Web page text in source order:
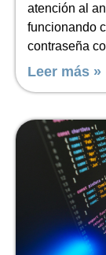
atención al
funcionando
contraseña
Leer más »